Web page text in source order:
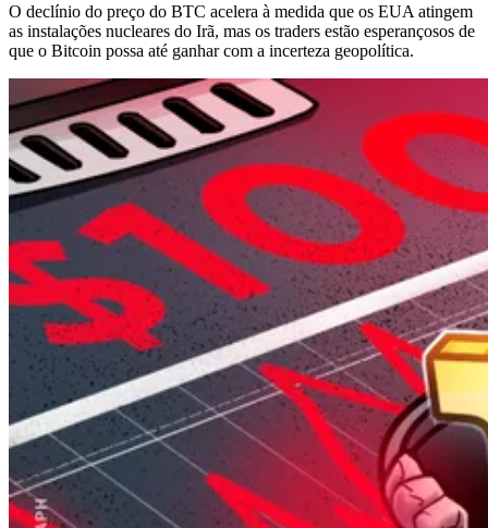
O declínio do preço do BTC acelera à medida que os EUA atingem
as instalações nucleares do Irã, mas os traders estão esperançosos de
que o Bitcoin possa até ganhar com a incerteza geopolítica.